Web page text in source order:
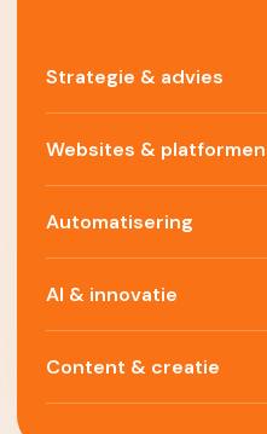
Strategie & advies
Websites & platformen
Automatisering
AI & innovatie
Content & creatie